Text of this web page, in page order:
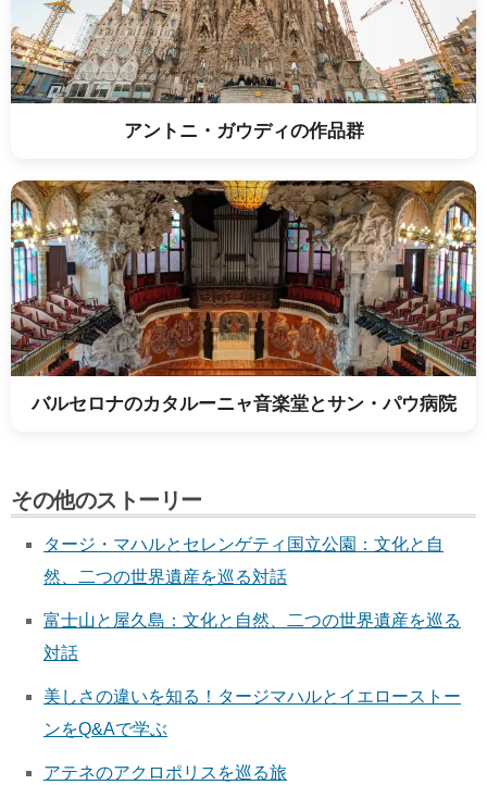
アントニ・ガウディの作品群
バルセロナのカタルーニャ音楽堂とサン・パウ病院
その他のストーリー
タージ・マハルとセレンゲティ国立公園：文化と自
然、二つの世界遺産を巡る対話
富士山と屋久島：文化と自然、二つの世界遺産を巡る
対話
美しさの違いを知る！タージマハルとイエローストー
ンをQ&Aで学ぶ
アテネのアクロポリスを巡る旅